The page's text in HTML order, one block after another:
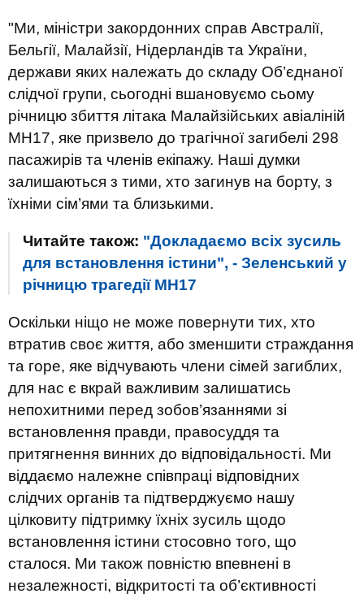
"Ми, міністри закордонних справ Австралії,
Бельгії, Малайзії, Нідерландів та України,
держави яких належать до складу Об’єднаної
слідчої групи, сьогодні вшановуємо сьому
річницю збиття літака Малайзійських авіаліній
MH17, яке призвело до трагічної загибелі 298
пасажирів та членів екіпажу. Наші думки
залишаються з тими, хто загинув на борту, з
їхніми сім’ями та близькими.
Читайте також: "Докладаємо всіх зусиль
для встановлення істини", - Зеленський у
річницю трагедії МН17
Оскільки ніщо не може повернути тих, хто
втратив своє життя, або зменшити страждання
та горе, яке відчувають члени сімей загиблих,
для нас є вкрай важливим залишатись
непохитними перед зобов’язаннями зі
встановлення правди, правосуддя та
притягнення винних до відповідальності. Ми
віддаємо належне співпраці відповідних
слідчих органів та підтверджуємо нашу
цілковиту підтримку їхніх зусиль щодо
встановлення істини стосовно того, що
сталося. Ми також повністю впевнені в
незалежності, відкритості та об’єктивності